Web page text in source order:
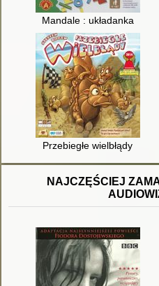
Mandale : układanka
Przebiegłe wielbłądy
NAJCZĘŚCIEJ